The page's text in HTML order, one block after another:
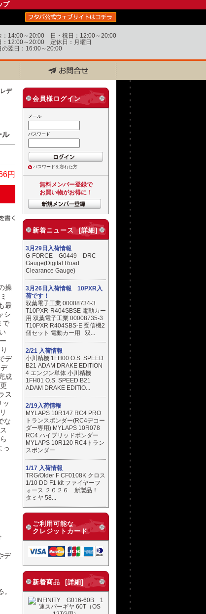
プ
：14:00～20:00 日・祝日：12:00～20:00
：12:00～20:00 定休日：月曜日
の翌日：16:00～20:00
デ
ル
円
操
最
シ
で
デ
成
ス
ッ
な
っ
デ
会員様ログイン
メール
パスワード
パスワードを忘れた方
無料メンバー登録で
お買い物がお得に！
新着ニュース [詳細]
3月29日入荷情報
G-FORCE G0449 DRC
Gauge(Digital Road
Clearance Gauge)
3月26日入荷情報 10PXR入
荷です！
双葉電子工業 00008734-3
T10PXR-R404SBSE 電動カー
用 双葉電子工業 00008735-3
T10PXR R404SBS-E 受信機2
個セット 電動カー用 双...
2/21 入荷情報
小川精機 1FH00 O.S. SPEED
B21 ADAM DRAKE EDITION
4 エンジン単体 小川精機
1FH01 O.S. SPEED B21
ADAM DRAKE EDITIO...
2/19入荷情報
MYLAPS 10R147 RC4 PRO
トランスポンダー(RC4デコー
ダー専用) MYLAPS 10R078
RC4 ハイブリッドポンダー
MYLAPS 10R120 RC4トラン
スポンダー
1/17 入荷情報
TRG/Older F CF0108K クロス
1/10 DD F1 kit ファイヤーフ
ォース ２０２６ 新製品！
タミヤ 58...
ご利用可能な
クレジットカード
新着商品 [詳細]